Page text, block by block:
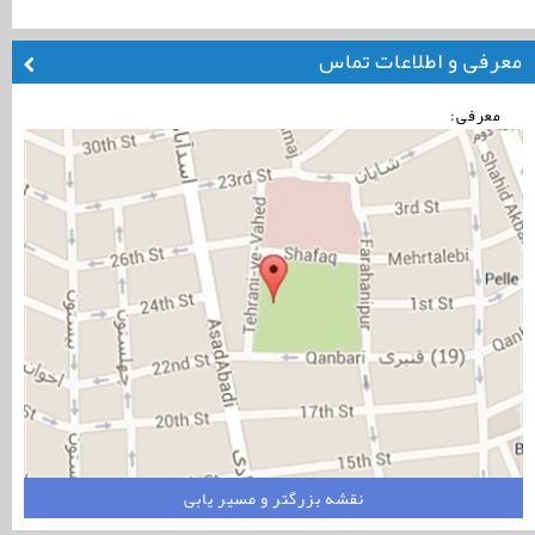
معرفی و اطلاعات تماس
معرفی:
نقشه بزرگتر و مسیر یابی